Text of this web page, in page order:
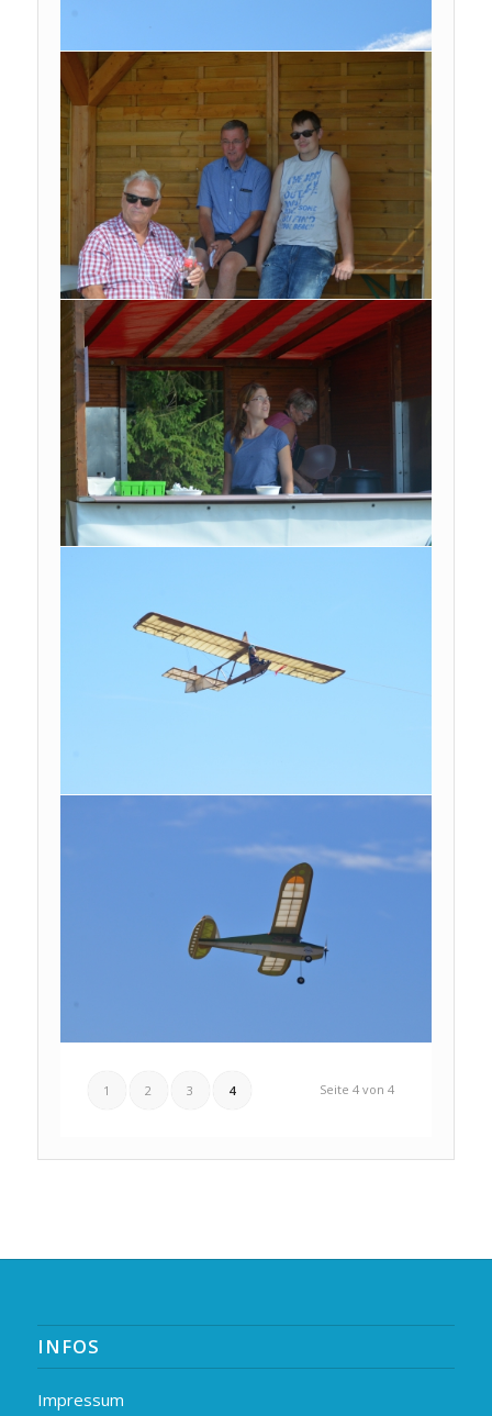
Seite 4 von 4
1 2 3 4
INFOS
Impressum